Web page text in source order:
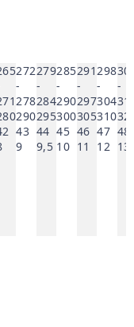
272
-
278
290
43
9
279
-
284
295
44
9,5
285
-
290
300
45
10
291
-
297
305
46
11
298
-
304
310
47
12
-
48
13